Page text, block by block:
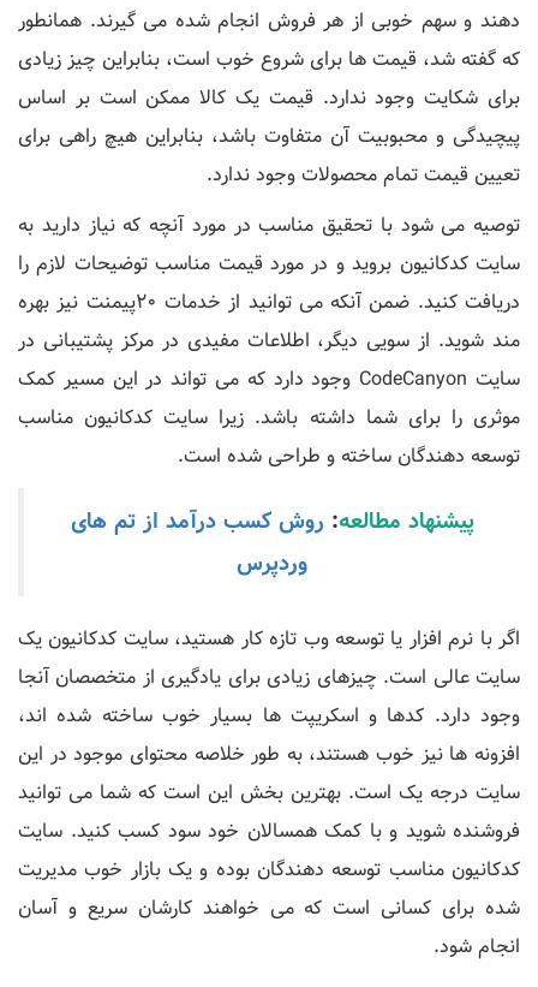
دهند و سهم خوبی از هر فروش انجام شده می گیرند. همانطور
که گفته شد، قیمت ها برای شروع خوب است، بنابراین چیز زیادی
برای شکایت وجود ندارد. قیمت یک کالا ممکن است بر اساس
پیچیدگی و محبوبیت آن متفاوت باشد، بنابراین هیچ راهی برای
تعیین قیمت تمام محصولات وجود ندارد.
توصیه می شود با تحقیق مناسب در مورد آنچه که نیاز دارید به
سایت کدکانیون بروید و در مورد قیمت مناسب توضیحات لازم را
دریافت کنید. ضمن آنکه می توانید از خدمات 20پیمنت نیز بهره
مند شوید. از سویی دیگر، اطلاعات مفیدی در مرکز پشتیبانی در
سایت CodeCanyon وجود دارد که می تواند در این مسیر کمک
موثری را برای شما داشته باشد. زیرا سایت کدکانیون مناسب
توسعه دهندگان ساخته و طراحی شده است.
پیشنهاد مطالعه: روش کسب درآمد از تم های
وردپرس
اگر با نرم افزار یا توسعه وب تازه کار هستید، سایت کدکانیون یک
سایت عالی است. چیزهای زیادی برای یادگیری از متخصصان آنجا
وجود دارد. کدها و اسکریپت ها بسیار خوب ساخته شده اند،
افزونه ها نیز خوب هستند، به طور خلاصه محتوای موجود در این
سایت درجه یک است. بهترین بخش این است که شما می توانید
فروشنده شوید و با کمک همسالان خود سود کسب کنید. سایت
کدکانیون مناسب توسعه دهندگان بوده و یک بازار خوب مدیریت
شده برای کسانی است که می خواهند کارشان سریع و آسان
انجام شود.